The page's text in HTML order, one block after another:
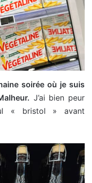
soirée où je suis
J’ai bien peur
« bristol » avant